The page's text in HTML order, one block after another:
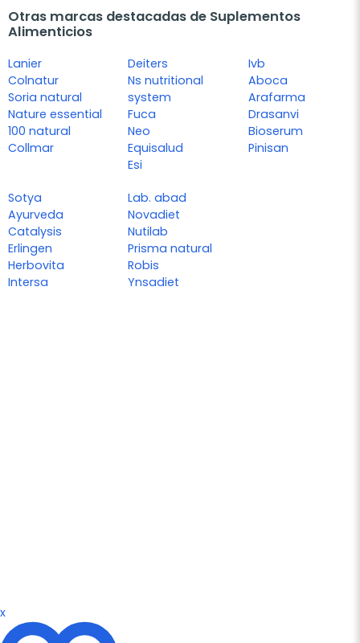
Otras marcas destacadas de Suplementos
Alimenticios
Lanier
Colnatur
Soria natural
Nature essential
100 natural
Collmar
Deiters
Ns nutritional
system
Fuca
Neo
Equisalud
Esi
Ivb
Aboca
Arafarma
Drasanvi
Bioserum
Pinisan
Sotya
Ayurveda
Catalysis
Erlingen
Herbovita
Intersa
Lab. abad
Novadiet
Nutilab
Prisma natural
Robis
Ynsadiet
x